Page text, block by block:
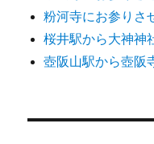
粉河寺にお参りさ
桜井駅から大神神
壺阪山駅から壺阪